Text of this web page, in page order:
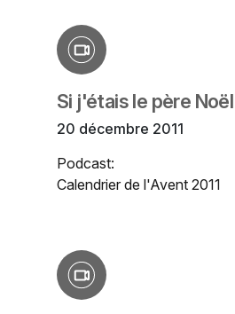
Si j'étais le père
20 décembre 2011
Podcast:
Calendrier de l'Avent 2011